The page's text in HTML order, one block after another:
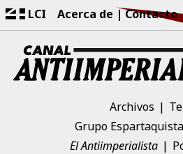
LCI Acerca de Contacto
Archivos
Grupo
El Antiimperialista